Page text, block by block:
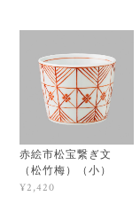
赤絵市松宝繋ぎ文
（松竹梅）（小）
¥2,420